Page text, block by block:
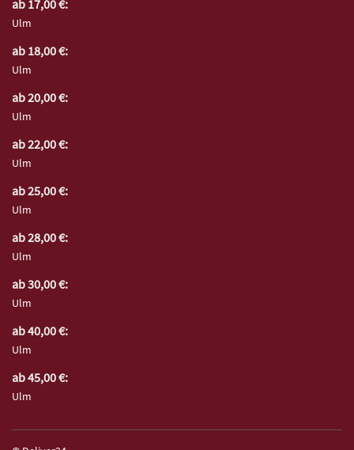
ab 17,00 €:
Ulm
ab 18,00 €:
Ulm
ab 20,00 €:
Ulm
ab 22,00 €:
Ulm
ab 25,00 €:
Ulm
ab 28,00 €:
Ulm
ab 30,00 €:
Ulm
ab 40,00 €:
Ulm
ab 45,00 €:
Ulm